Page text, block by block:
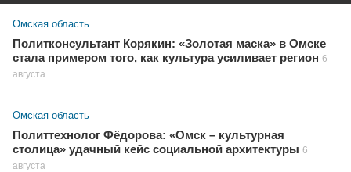
Омская область
Политконсультант Корякин: «Золотая маска» в Омске
стала примером того, как культура усиливает регион 6
августа
Омская область
Политтехнолог Фёдорова: «Омск – культурная
столица» удачный кейс социальной архитектуры 6
августа